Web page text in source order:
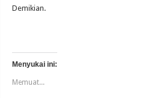
Demikian.
Menyukai ini:
Memuat...